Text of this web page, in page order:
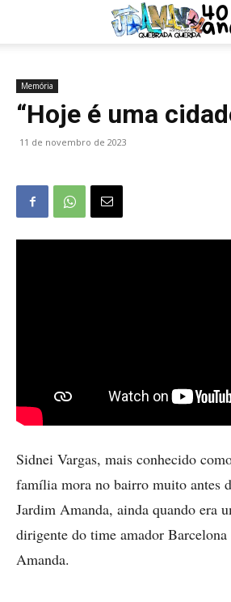
Memória
“Hoje é uma
11 de novembro de 2023
Sidnei Vargas, mais conhecido
família mora no bairro muito antes
Jardim Amanda, ainda quando era
dirigente do time amador
Amanda.